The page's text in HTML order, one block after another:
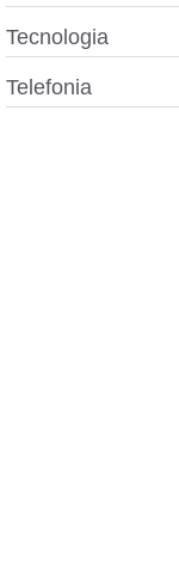
Tecnologia
Telefonia